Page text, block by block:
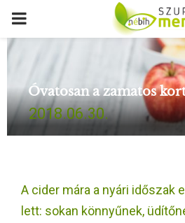
P
I
M
R
Óvatosan a zamatos
2018.06.30.
A cider mára a nyári időszak
lett: sokan könnyűnek,